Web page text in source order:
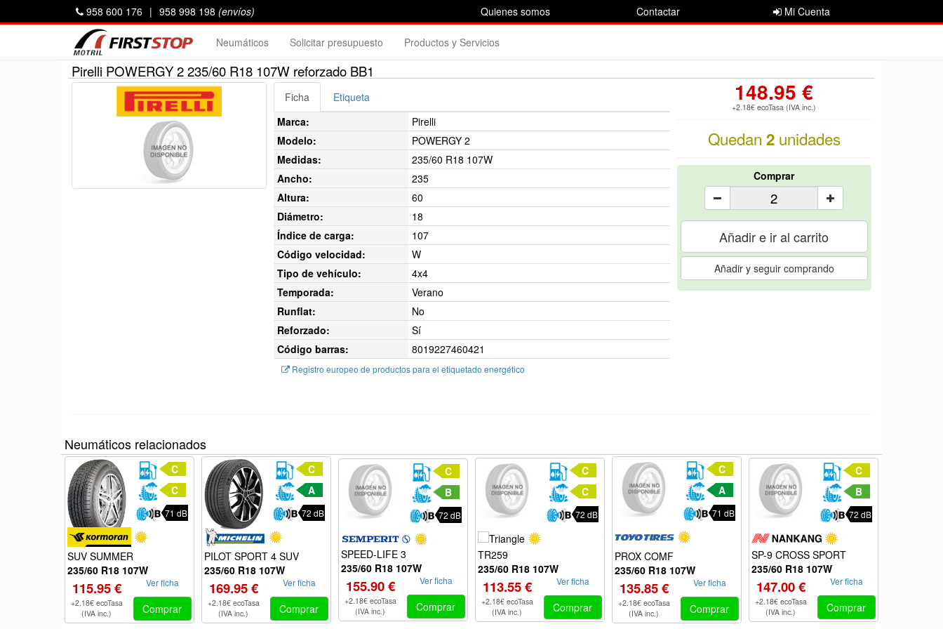
Quienes somos Contactar Mi Cuenta
958 600 176 | 958 998 198 (envíos)
Neumáticos Solicitar presupuesto Productos y Servicios
Pirelli POWERGY 2 235/60 R18 107W reforzado BB1
148.95 €
+2.18€ ecoTasa (IVA inc.)
Quedan 2unidades
Comprar
Añadir e ir al carrito
Añadir y seguir comprando
Ficha
Etiqueta
Marca:
Pirelli
Modelo:
POWERGY 2
Medidas:
235/60 R18 107W
Ancho:
235
Altura:
60
Diámetro:
18
Índice de carga:
107
Código velocidad:
W
Tipo de vehículo:
4x4
Temporada:
Verano
Runflat:
No
Reforzado:
Sí
Código barras:
8019227460421
Registro europeo de productos para el etiquetado energético
Neumáticos relacionados
C
C
71 dB
SUV SUMMER
235/60 R18 107W
115.95 €
+2.18€ ecoTasa
(IVA inc.)
Ver ficha
Comprar
C
A
72 dB
PILOT SPORT 4 SUV
235/60 R18 107W
169.95 €
+2.18€ ecoTasa
(IVA inc.)
Ver ficha
Comprar
C
B
72 dB
SPEED-LIFE 3
235/60 R18 107W
155.90 €
+2.18€ ecoTasa
(IVA inc.)
Ver ficha
Comprar
C
C
72 dB
TR259
235/60 R18 107W
113.55 €
+2.18€ ecoTasa
(IVA inc.)
Ver ficha
Comprar
C
A
71 dB
PROX COMF
235/60 R18 107W
135.85 €
+2.18€ ecoTasa
(IVA inc.)
Ver ficha
Comprar
C
B
72 dB
SP-9 CROSS SPORT
235/60 R18 107W
147.00 €
+2.18€ ecoTasa
(IVA inc.)
Ver ficha
Comprar